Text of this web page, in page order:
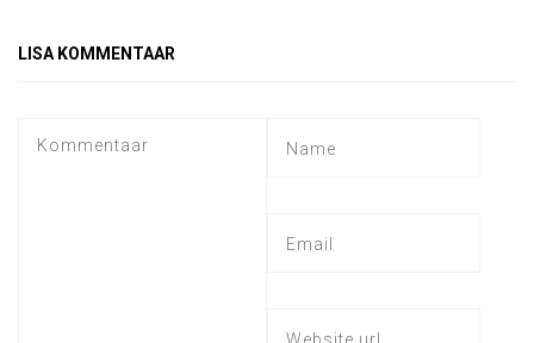
LISA KOMMENTAAR